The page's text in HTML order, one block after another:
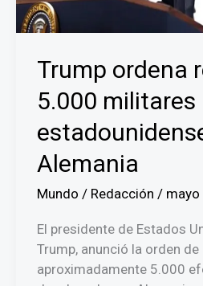
Trump ordena
5.000 militares
Alemania
Mundo / Redacción / mayo
El presidente de Estados
Trump, anunció la orden
aproximadamente 5.000